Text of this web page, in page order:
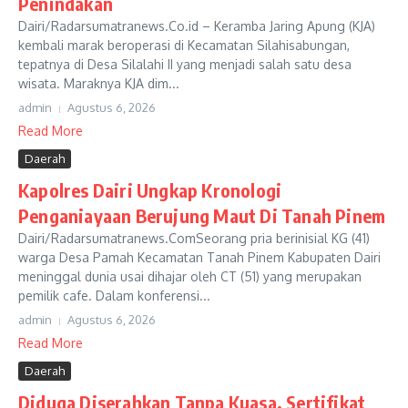
Dairi/Radarsumatranews.Co.id – Keramba Jaring Apung (KJA)
kembali marak beroperasi di Kecamatan Silahisabungan,
tepatnya di Desa Silalahi II yang menjadi salah satu desa
wisata. Maraknya KJA dim...
admin Agustus 6, 2026
Read More
Daerah
Kapolres Dairi Ungkap Kronologi
Penganiayaan Berujung Maut Di Tanah Pinem
Dairi/Radarsumatranews.ComSeorang pria berinisial KG (41)
warga Desa Pamah Kecamatan Tanah Pinem Kabupaten Dairi
meninggal dunia usai dihajar oleh CT (51) yang merupakan
pemilik cafe. Dalam konferensi...
admin Agustus 6, 2026
Read More
Daerah
Diduga Diserahkan Tanpa Kuasa, Sertifikat